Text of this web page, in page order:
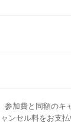
参加費と同額のキ
ンセル料をお支